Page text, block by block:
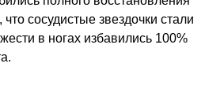
сосудистые звездочки стали
в ногах избавились 100%